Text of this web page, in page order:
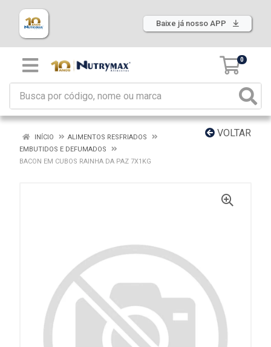
Baixe já nosso APP
0
VOLTAR
INÍCIO
ALIMENTOS RESFRIADOS
EMBUTIDOS E DEFUMADOS
BACON EM CUBOS RAINHA DA PAZ 7X1KG